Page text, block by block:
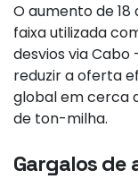
O aumento de
faixa utilizada
desvios via
reduzir a oferta
global em cerca
de ton-milha.
Gargalos